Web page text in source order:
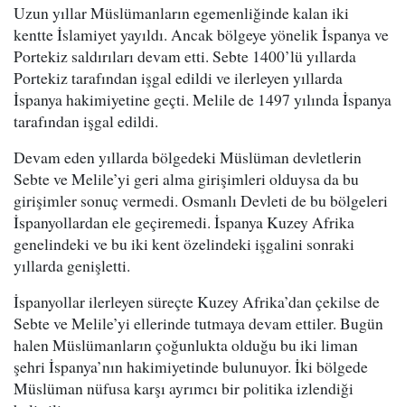
Uzun yıllar Müslümanların egemenliğinde kalan iki
kentte İslamiyet yayıldı. Ancak bölgeye yönelik İspanya ve
Portekiz saldırıları devam etti. Sebte 1400’lü yıllarda
Portekiz tarafından işgal edildi ve ilerleyen yıllarda
İspanya hakimiyetine geçti. Melile de 1497 yılında İspanya
tarafından işgal edildi.
Devam eden yıllarda bölgedeki Müslüman devletlerin
Sebte ve Melile’yi geri alma girişimleri olduysa da bu
girişimler sonuç vermedi. Osmanlı Devleti de bu bölgeleri
İspanyollardan ele geçiremedi. İspanya Kuzey Afrika
genelindeki ve bu iki kent özelindeki işgalini sonraki
yıllarda genişletti.
İspanyollar ilerleyen süreçte Kuzey Afrika’dan çekilse de
Sebte ve Melile’yi ellerinde tutmaya devam ettiler. Bugün
halen Müslümanların çoğunlukta olduğu bu iki liman
şehri İspanya’nın hakimiyetinde bulunuyor. İki bölgede
Müslüman nüfusa karşı ayrımcı bir politika izlendiği